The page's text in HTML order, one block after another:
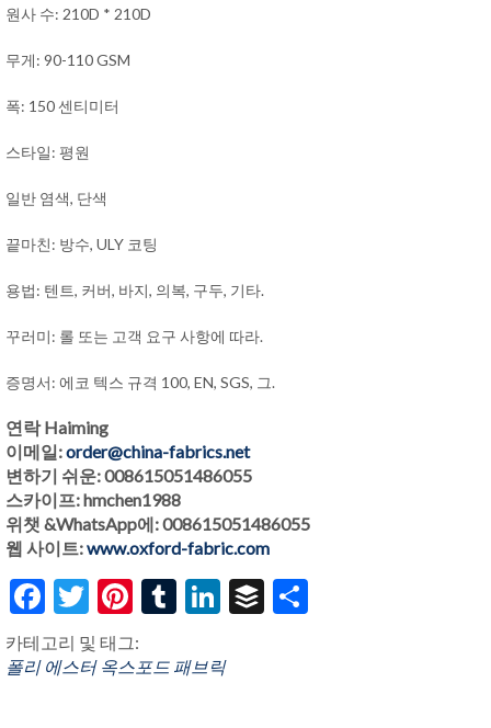
원사 수: 210D * 210D
무게: 90-110 GSM
폭: 150 센티미터
스타일: 평원
일반 염색, 단색
끝마친: 방수, ULY 코팅
용법: 텐트, 커버, 바지, 의복, 구두, 기타.
꾸러미: 롤 또는 고객 요구 사항에 따라.
증명서: 에코 텍스 규격 100, EN, SGS, 그.
연락 Haiming
이메일:order@china-fabrics.net
변하기 쉬운: 008615051486055
스카이프: hmchen1988
위챗 &WhatsApp에: 008615051486055
웹 사이트:www.oxford-fabric.com
Facebook
Twitter
Pinterest
Tumblr
LinkedIn
Buffer
카테고리 및 태그:
폴리 에스터 옥스포드 패브릭